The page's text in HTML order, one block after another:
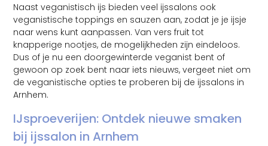
Naast veganistisch ijs bieden veel ijssalons ook
veganistische toppings en sauzen aan, zodat je je ijsje
naar wens kunt aanpassen. Van vers fruit tot
knapperige nootjes, de mogelijkheden zijn eindeloos.
Dus of je nu een doorgewinterde veganist bent of
gewoon op zoek bent naar iets nieuws, vergeet niet om
de veganistische opties te proberen bij de ijssalons in
Arnhem.
IJsproeverijen: Ontdek nieuwe smaken
bij ijssalon in Arnhem